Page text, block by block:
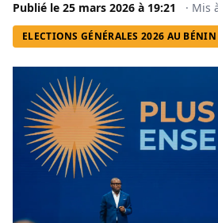
Publié le 25 mars 2026 à 19:21 · Mis
ELECTIONS GÉNÉRALES 2026 AU BÉNIN